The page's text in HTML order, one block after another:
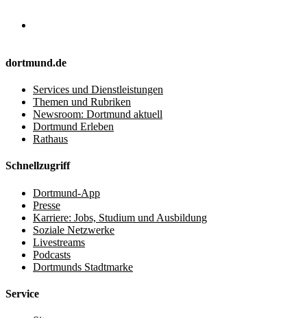
dortmund.de
Services und Dienstleistungen
Themen und Rubriken
Newsroom: Dortmund aktuell
Dortmund Erleben
Rathaus
Schnellzugriff
Dortmund-App
Presse
Karriere: Jobs, Studium und Ausbildung
Soziale Netzwerke
Livestreams
Podcasts
Dortmunds Stadtmarke
Service